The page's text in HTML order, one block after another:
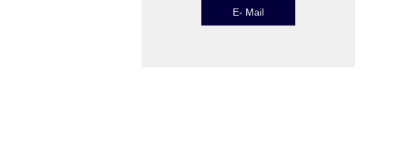
E- Mail